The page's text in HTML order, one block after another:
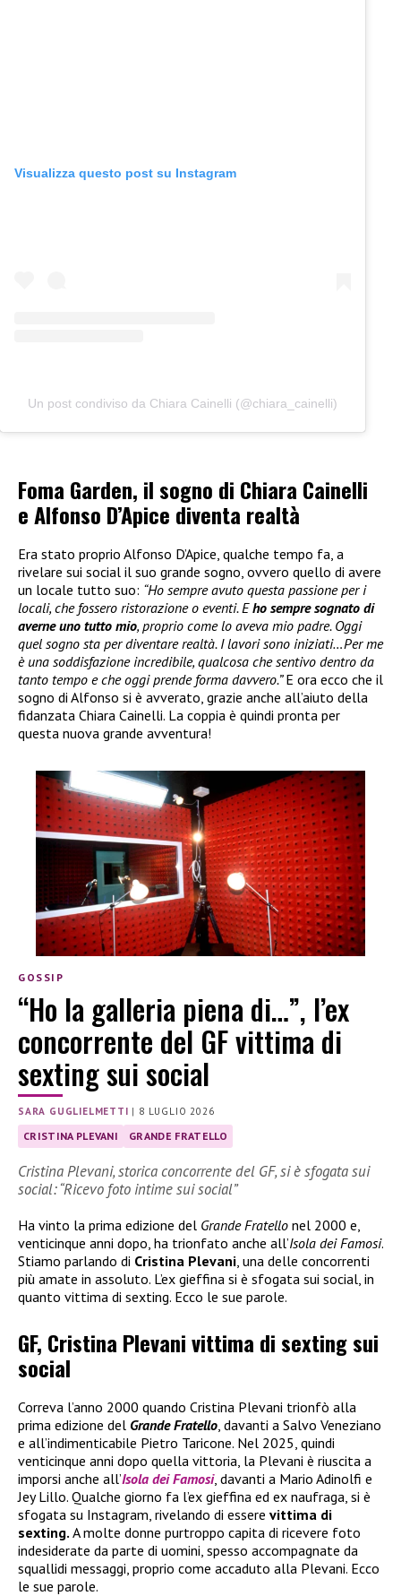
Visualizza questo post su Instagram
Un post condiviso da Chiara Cainelli (@chiara_cainelli)
Foma Garden, il sogno di Chiara Cainelli
e Alfonso D’Apice diventa realtà
Era stato proprio Alfonso D’Apice, qualche tempo fa, a
rivelare sui social il suo grande sogno, ovvero quello di avere
un locale tutto suo: “Ho sempre avuto questa passione per i
locali, che fossero ristorazione o eventi. Eho sempre sognato di
averne uno tutto mio, proprio come lo aveva mio padre. Oggi
quel sogno sta per diventare realtà. I lavori sono iniziati…Per me
è una soddisfazione incredibile, qualcosa che sentivo dentro da
tanto tempo e che oggi prende forma davvero.”E ora ecco che il
sogno di Alfonso si è avverato, grazie anche all’aiuto della
fidanzata Chiara Cainelli. La coppia è quindi pronta per
questa nuova grande avventura!
GOSSIP
“Ho la galleria piena di…”, l’ex
concorrente del GF vittima di
sexting sui social
SARA GUGLIELMETTI | 8 LUGLIO 2026
CRISTINA PLEVANI GRANDE FRATELLO
Cristina Plevani, storica concorrente del GF, si è sfogata sui
social: “Ricevo foto intime sui social”
Ha vinto la prima edizione del Grande Fratello nel 2000 e,
venticinque anni dopo, ha trionfato anche all’Isola dei Famosi.
Stiamo parlando di Cristina Plevani, una delle concorrenti
più amate in assoluto. L’ex gieffina si è sfogata sui social, in
quanto vittima di sexting. Ecco le sue parole.
GF, Cristina Plevani vittima di sexting sui
social
Correva l’anno 2000 quando Cristina Plevani trionfò alla
prima edizione del Grande Fratello , davanti a Salvo Veneziano
e all’indimenticabile Pietro Taricone. Nel 2025, quindi
venticinque anni dopo quella vittoria, la Plevani è riuscita a
imporsi anche all’Isola dei Famosi, davanti a Mario Adinolfi e
Jey Lillo. Qualche giorno fa l’ex gieffina ed ex naufraga, si è
sfogata su Instagram, rivelando di essere vittima di
sexting. A molte donne purtroppo capita di ricevere foto
indesiderate da parte di uomini, spesso accompagnate da
squallidi messaggi, proprio come accaduto alla Plevani. Ecco
le sue parole.